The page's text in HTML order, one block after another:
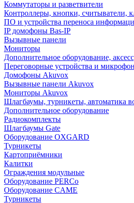
Коммутаторы и разветвители
Контроллеры, кнопки, считыватели,
ПО и устройства переноса
IP домофоны Bas-IP
Вызывные панели
Мониторы
Дополнительное оборудование,
Переговорные устройства и
Домофоны Akuvox
Вызывные панели Akuvox
Мониторы Akuvox
Шлагбаумы, турникеты, автоматика
Дополнительное оборудование
Радиокомплекты
Шлагбаумы Gate
Оборудование OXGARD
Турникеты
Картоприёмники
Калитки
Ограждения модульные
Оборудование PERCo
Оборудование CAME
Турникеты